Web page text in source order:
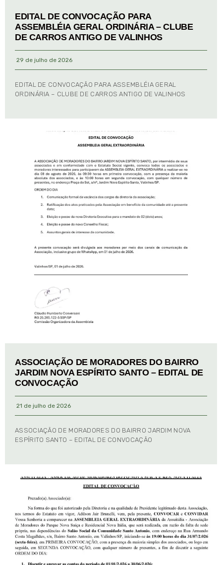
EDITAL DE CONVOCAÇÃO PARA
ASSEMBLÉIA GERAL ORDINÁRIA – CLUBE
DE CARROS ANTIGO DE VALINHOS
29 de julho de 2026
EDITAL DE CONVOCAÇÃO PARA ASSEMBLÉIA GERAL
ORDINÁRIA – CLUBE DE CARROS ANTIGO DE VALINHOS
ASSOCIAÇÃO DE MORADORES DO BAIRRO
JARDIM NOVA ESPÍRITO SANTO – EDITAL DE
CONVOCAÇÃO
21 de julho de 2026
ASSOCIAÇÃO DE MORADORES DO BAIRRO JARDIM NOVA
ESPÍRITO SANTO – EDITAL DE CONVOCAÇÃO